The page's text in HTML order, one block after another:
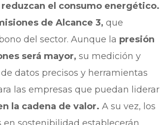
el consumo energético.
de Alcance 3, que
del sector. Aunque la presión
será mayor, su medición y
datos precisos y herramientas
las empresas que puedan liderar
la cadena de valor. A su vez, los